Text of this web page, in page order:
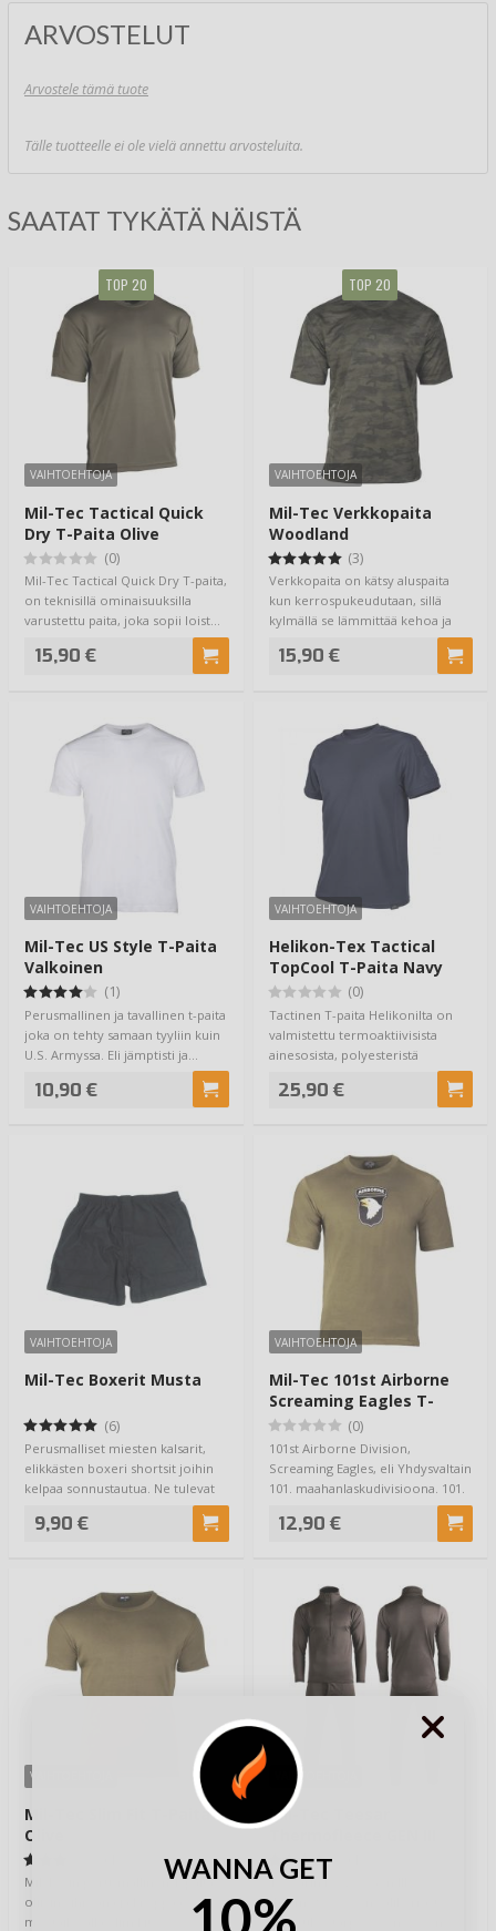
ARVOSTELUT
Arvostele tämä tuote
Tälle tuotteelle ei ole vielä annettu arvosteluita.
SAATAT TYKÄTÄ NÄISTÄ
TOP 20
VAIHTOEHTOJA
Mil-Tec Tactical Quick
Dry T-Paita Olive
(0)
Mil-Tec Tactical Quick Dry T-paita,
on teknisillä ominaisuuksilla
varustettu paita, joka sopii loist…
15,90 €
TOP 20
VAIHTOEHTOJA
Mil-Tec Verkkopaita
Woodland
(3)
Verkkopaita on kätsy aluspaita
kun kerrospukeudutaan, sillä
kylmällä se lämmittää kehoa ja
15,90 €
VAIHTOEHTOJA
Mil-Tec US Style T-Paita
Valkoinen
(1)
Perusmallinen ja tavallinen t-paita
joka on tehty samaan tyyliin kuin
U.S. Armyssa. Eli jämptisti ja…
10,90 €
VAIHTOEHTOJA
Helikon-Tex Tactical
TopCool T-Paita Navy
Blue
(0)
Tactinen T-paita Helikonilta on
valmistettu termoaktiivisista
ainesosista, polyesteristä
25,90 €
VAIHTOEHTOJA
Mil-Tec Boxerit Musta
(6)
Perusmalliset miesten kalsarit,
elikkästen boxeri shortsit joihin
kelpaa sonnustautua. Ne tulevat
9,90 €
VAIHTOEHTOJA
Mil-Tec 101st Airborne
Screaming Eagles T-
Paita Olive(0)
101st Airborne Division,
Screaming Eagles, eli Yhdysvaltain
101. maahanlaskudivisioona. 101.
12,90 €
VAIHTOEHTOJA
Mil-Tec Slim Fit T-Paita
Olive
Mil-Tecin perusmallinen T-paita
oliivin vihreänä ja kroppaa
myötäilevällä Slim Fit
VAIHTOEHTOJA
Mil-Tec Teesar
Välikerrasto Musta
Teesarin ECWCS Gen III
thermofleece on välikerrasto
joka tulee tarpeeseen. Se on
WANNA GET
10%